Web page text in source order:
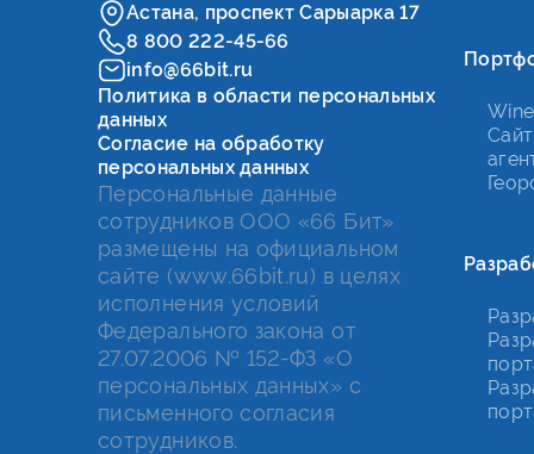
Астана, проспект Сарыарка 17
8 800 222-45-66
info@66bit.ru
Политика в области персональных
данных
Согласие на обработку
персональных данных
Персональные данные
сотрудников ООО «66 Бит»
размещены на официальном
сайте (www.66bit.ru) в целях
исполнения условий
Федерального закона от
27.07.2006 № 152-ФЗ «О
персональных данных» с
письменного согласия
сотрудников.